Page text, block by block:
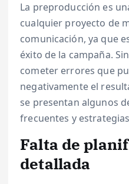
La preproducción es
cualquier proyecto de
comunicación, ya que
éxito de la campaña.
cometer errores que
negativamente el
se presentan algunos
frecuentes y
Falta de
detallada